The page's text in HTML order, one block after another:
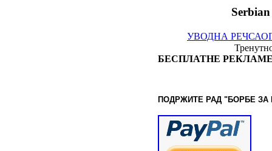
УВОДНА РЕЧ
БЕСПЛАТНЕ
ПОДРЖИТЕ РАД "БОРБЕ ЗА